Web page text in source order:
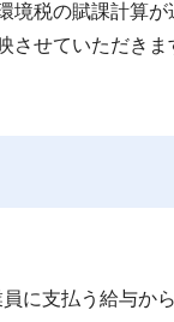
境税の賦課計算が
させていただきま
に支払う給与か